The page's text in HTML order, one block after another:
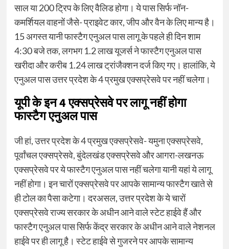
साल या 200 ट्रिप के लिए वैलिड होगा। ये पास सिर्फ नॉन-
कमर्शियल वाहनों जैसे- प्राइवेट कार, जीप और वैन के लिए मान्य है।
15 अगस्त यानी फास्टैग एनुअल पास लागू के पहले ही दिन शाम
4:30 बजे तक, लगभग 1.2 लाख यूजर्स ने फास्टैग एनुअल पास
खरीदा और करीब 1.24 लाख ट्रांजैक्शन दर्ज किए गए। हालांकि, ये
एनुअल पास उत्तर प्रदेश के 4 प्रमुख एक्सप्रेसवे पर नहीं चलेगा।
यूपी के इन 4 एक्सप्रेसवे पर लागू नहीं होगा
फास्टैग एनुअल पास
जी हां, उत्तर प्रदेश के 4 प्रमुख एक्सप्रेसवे- यमुना एक्सप्रेसवे,
पूर्वांचल एक्सप्रेसवे, बुंदेलखंड एक्सप्रेसवे और आगरा-लखनऊ
एक्सप्रेसवे पर ये फास्टैग एनुअल पास नहीं चलेगा यानी यहां ये लागू
नहीं होगा। इन चारों एक्सप्रेसवे पर आपके सामान्य फास्टैग खाते से
ही टोल का पैसा कटेगा। दरअसल, उत्तर प्रदेश के ये चारों
एक्सप्रेसवे राज्य सरकार के अधीन आने वाले स्टेट हाईवे हैं और
फास्टैग एनुअल पास सिर्फ केंद्र सरकार के अधीन आने वाले नेशनल
हाईवे पर ही लागू है। स्टेट हाईवे से गुजरने पर आपके सामान्य